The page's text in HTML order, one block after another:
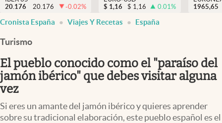
USA
Criptomonedas
España
FINANZAS
EURO
20.176
20.176 -0.02%
$ 1,16 $ 1,16 0.01%
1965,65
Cronista España Viajes Y Recetas España
Turismo
El pueblo conocido como el "paraíso del
jamón ibérico" que debes visitar alguna
vez
Si eres un amante del jamón ibérico y quieres aprender
sobre su tradicional elaboración, este pueblo español es el